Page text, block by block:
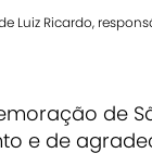
Luiz Ricardo,
de
e de